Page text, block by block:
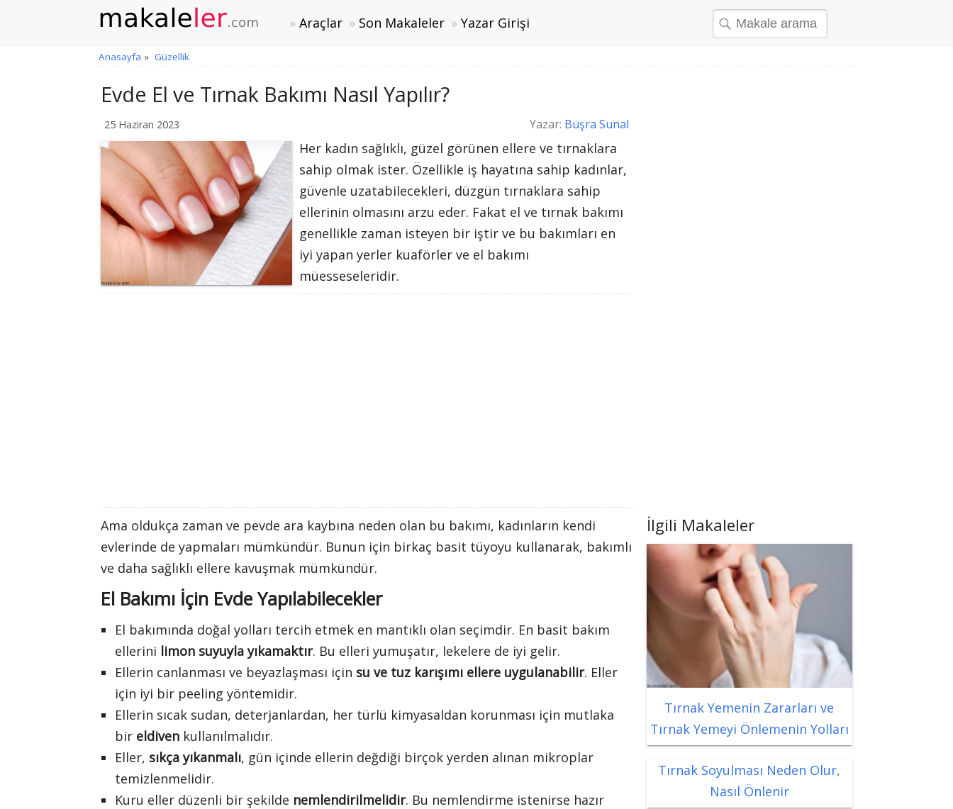
Araçlar Son Makaleler Yazar Girişi
Anasayfa » Güzellik
Evde El ve Tırnak Bakımı Nasıl Yapılır?
25 Haziran 2023 Yazar: Büşra Sunal
Her kadın sağlıklı, güzel görünen ellere ve tırnaklara
sahip olmak ister. Özellikle iş hayatına sahip kadınlar,
güvenle uzatabilecekleri, düzgün tırnaklara sahip
ellerinin olmasını arzu eder. Fakat el ve tırnak bakımı
genellikle zaman isteyen bir iştir ve bu bakımları en
iyi yapan yerler kuaförler ve el bakımı
müesseseleridir.
Ama oldukça zaman ve pevde ara kaybına neden olan bu bakımı, kadınların kendi
evlerinde de yapmaları mümkündür. Bunun için birkaç basit tüyoyu kullanarak, bakımlı
ve daha sağlıklı ellere kavuşmak mümkündür.
El Bakımı İçin Evde Yapılabilecekler
El bakımında doğal yolları tercih etmek en mantıklı olan seçimdir. En basit bakım
ellerini limon suyuyla yıkamaktır. Bu elleri yumuşatır, lekelere de iyi gelir.
Ellerin canlanması ve beyazlaşması için su ve tuz karışımı ellere uygulanabilir. Eller
için iyi bir peeling yöntemidir.
Ellerin sıcak sudan, deterjanlardan, her türlü kimyasaldan korunması için mutlaka
bir eldiven kullanılmalıdır.
Eller, sıkça yıkanmalı, gün içinde ellerin değdiği birçok yerden alınan mikroplar
temizlenmelidir.
Kuru eller düzenli bir şekilde nemlendirilmelidir. Bu nemlendirme istenirse hazır
İlgili Makaleler
Tırnak Yemenin Zararları ve
Tırnak Yemeyi Önlemenin Yolları
Tırnak Soyulması Neden Olur,
Nasıl Önlenir